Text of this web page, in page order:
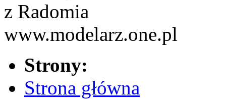
z Radomia
www.modelarz.one.pl
Strony:
Strona główna